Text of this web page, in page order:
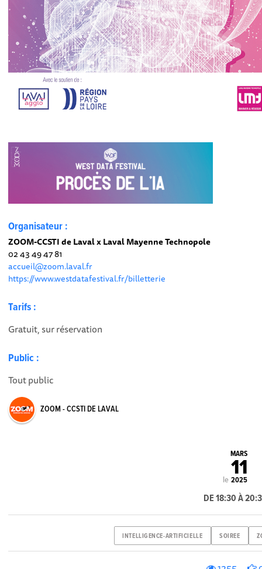
Organisateur :
ZOOM-CCSTI de Laval x Laval Mayenne Technopole
02 43 49 47 81
accueil@zoom.laval.fr
https://www.westdatafestival.fr/billetterie
Tarifs :
Gratuit, sur réservation
Public :
Tout public
ZOOM - CCSTI DE LAVAL
le
MARS
11
2025
DE 18:30 À
INTELLIGENCE-ARTIFICIELLE SOIREE